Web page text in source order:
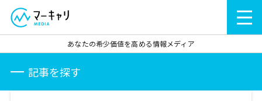
あなたの希少価値を高める情報メディア
記事を探す